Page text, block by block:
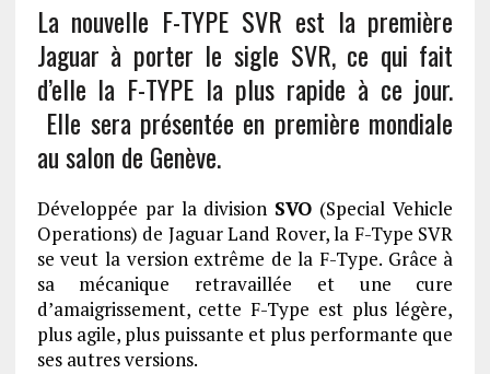
La nouvelle F-TYPE SVR est la première
Jaguar à porter le sigle SVR, ce qui fait
d’elle la F-TYPE la plus rapide à ce jour.
Elle sera présentée en première mondiale
au salon de Genève.
Développée par la division SVO (Special Vehicle
Operations) de Jaguar Land Rover, la F-Type SVR
se veut la version extrême de la F-Type. Grâce à
sa mécanique retravaillée et une cure
d’amaigrissement, cette F-Type est plus légère,
plus agile, plus puissante et plus performante que
ses autres versions.